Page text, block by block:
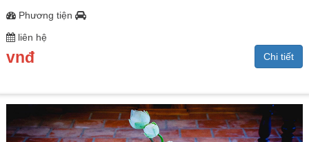
Phương tiện
liên hệ
vnđ Chi tiết